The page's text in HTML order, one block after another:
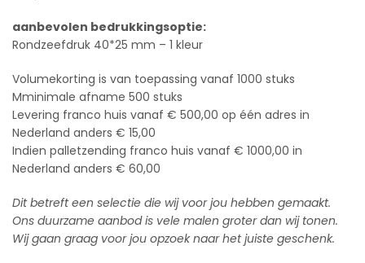
aanbevolen bedrukkingsoptie:
Rondzeefdruk 40*25 mm – 1 kleur
Volumekorting is van toepassing vanaf 1000 stuks
Mminimale afname 500 stuks
Levering franco huis vanaf € 500,00 op één adres in
Nederland anders € 15,00
Indien palletzending franco huis vanaf € 1000,00 in
Nederland anders € 60,00
Dit betreft een selectie die wij voor jou hebben gemaakt.
Ons duurzame aanbod is vele malen groter dan wij tonen.
Wij gaan graag voor jou opzoek naar het juiste geschenk.